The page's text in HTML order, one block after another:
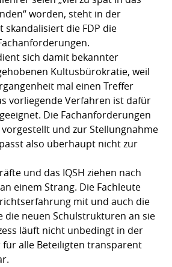
worden, steht in der
skandalisiert die FDP die
sich damit bekannter
Kultusbürokratie, weil
mal einen Treffer
vorliegende Verfahren ist dafür
Die Fachanforderungen
und zur Stellungnahme
also überhaupt nicht zur
und das IQSH ziehen nach
einem Strang. Die Fachleute
mit und auch die
die neuen Schulstrukturen an sie
läuft nicht unbedingt in der
für alle Beteiligten transparent